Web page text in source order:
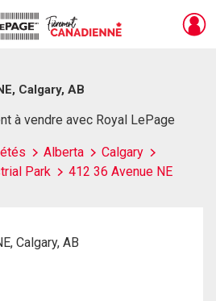
Calgary, AB
à vendre avec Royal LePage
Alberta
Calgary
Park
412 36 Avenue NE